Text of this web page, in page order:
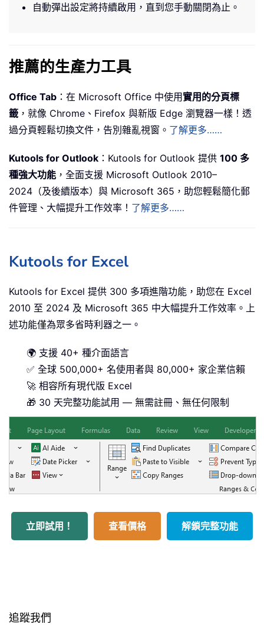
自動彈出設定將持續啟用，直到您手動關閉為止。
推薦的生產力工具
Office Tab ：在 Microsoft Office 中使用實用的分頁標
籤 ，就像 Chrome、Firefox 與新版 Edge 瀏覽器一樣！透
過分頁輕鬆切換文件，告別雜亂視窗。 了解更多……
Kutools for Outlook ：Kutools for Outlook 提供 100 多
種強大功能 ，全面支援 Microsoft Outlook 2010–
2024（及後續版本）與 Microsoft 365，助您輕鬆簡化郵
件管理、大幅提升工作效率！ 了解更多……
Kutools for Excel
Kutools for Excel 提供 300 多項進階功能，助您在 Excel
2010 至 2024 及 Microsoft 365 中大幅提升工作效率。上
述功能僅為眾多省時利器之一。
🌍 支援 40+ 種介面語言
✅ 全球 500,000+ 名使用者與 80,000+ 家企業信賴
🚀 相容所有現代版 Excel
🎁 30 天完整功能試用 — 無需註冊、無任何限制
立即試用！ 查看價格 解鎖完整功能
追蹤我們